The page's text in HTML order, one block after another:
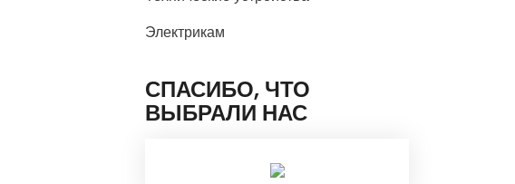
Электрикам
СПАСИБО, ЧТО
ВЫБРАЛИ НАС